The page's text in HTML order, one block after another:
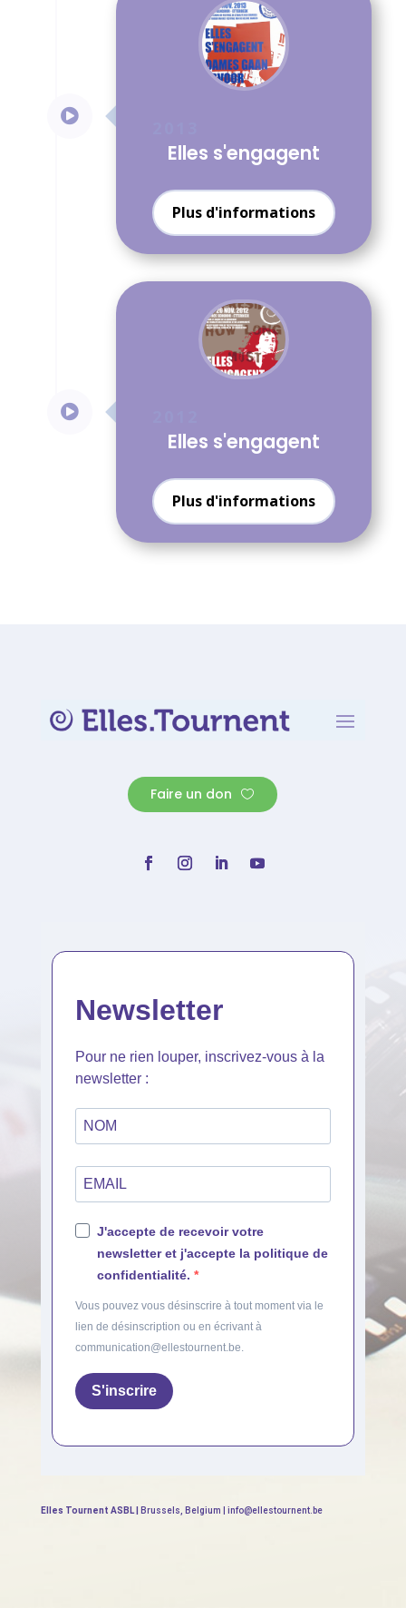

Elles s'engagent
Plus d'informations

Elles s'engagent
Plus d'informations
Faire un don
Newsletter
Pour ne rien louper, inscrivez-vous à la
newsletter :
J'accepte de recevoir votre
newsletter et j'accepte la politique de
confidentialité.
Vous pouvez vous désinscrire à tout moment via le
lien de désinscription ou en écrivant à
communication@ellestournent.be.
S'inscrire
Elles Tournent ASBL | Brussels, Belgium | info@ellestournent.be